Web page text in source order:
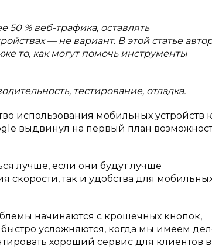
% веб-трафика, оставлять
— не вариант. В этой статье
то, как могут помочь инструменты
тестирование, отладка.
использования мобильных устройств
выдвинул на первый план
лучше, если они будут лучше
скорости, так и удобства для
начинаются с крошечных кнопок,
усложняются, когда мы имеем
хороший сервис для клиентов в